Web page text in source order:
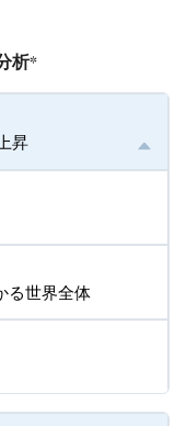
析*
昇
る世界全体